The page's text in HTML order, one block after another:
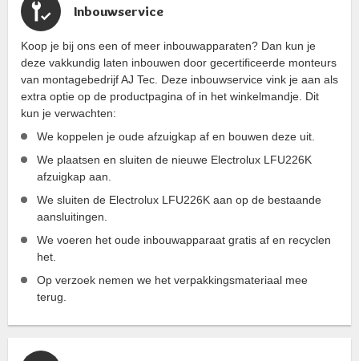
Inbouwservice
Koop je bij ons een of meer inbouwapparaten? Dan kun je
deze vakkundig laten inbouwen door gecertificeerde monteurs
van montagebedrijf AJ Tec. Deze inbouwservice vink je aan als
extra optie op de productpagina of in het winkelmandje. Dit
kun je verwachten:
We koppelen je oude afzuigkap af en bouwen deze uit.
We plaatsen en sluiten de nieuwe Electrolux LFU226K
afzuigkap aan.
We sluiten de Electrolux LFU226K aan op de bestaande
aansluitingen.
We voeren het oude inbouwapparaat gratis af en recyclen
het.
Op verzoek nemen we het verpakkingsmateriaal mee
terug.